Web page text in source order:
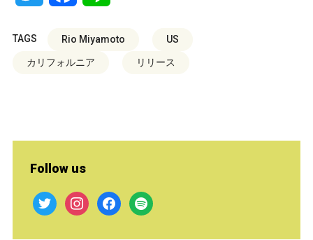
TAGS Rio Miyamoto US
カリフォルニア リリース
Follow us
twitter instagramfacebook
spotify